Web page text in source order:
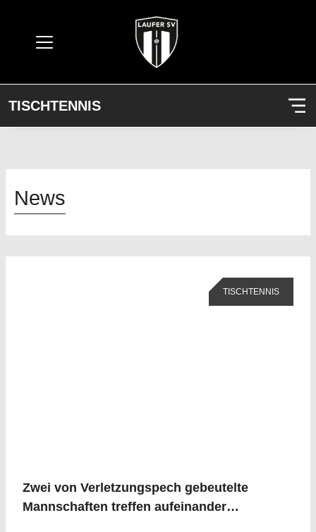
TISCHTENNIS
News
TISCHTENNIS
Zwei von Verletzungspech gebeutelte
Mannschaften treffen aufeinander…